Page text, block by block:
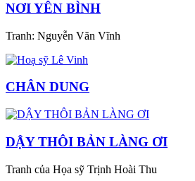
NƠI YÊN BÌNH
Tranh: Nguyễn Văn Vĩnh
CHÂN DUNG
DẬY THÔI BẢN LÀNG ƠI
Tranh của Họa sỹ Trịnh Hoài Thu